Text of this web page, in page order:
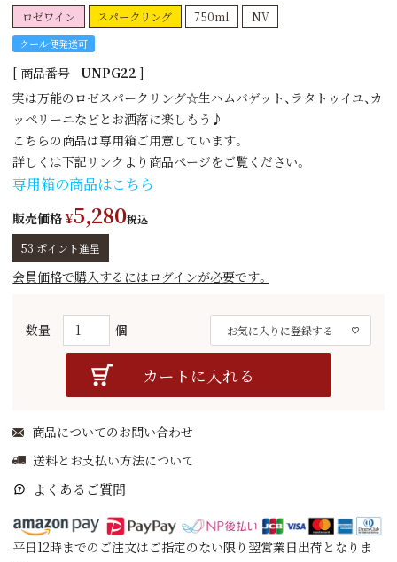
ロゼワイン スパークリング 750ml NV
クール便発送可
商品番号
UNPG22
実は万能のロゼスパークリング☆生ハムバゲット、ラタトゥイユ、カ
ッペリーニなどとお洒落に楽しもう♪
こちらの商品は専用箱ご用意しています。
詳しくは下記リンクより商品ページをご覧ください。
専用箱の商品はこちら
販売価格 ¥5,280税込
53 ポイント進呈
会員価格で購入するにはログインが必要です。
お気に入りに登録する
カートに入れる
商品についてのお問い合わせ
送料とお支払い方法について
よくあるご質問
平日12時までのご注文はご指定のない限り翌営業日出荷となりま